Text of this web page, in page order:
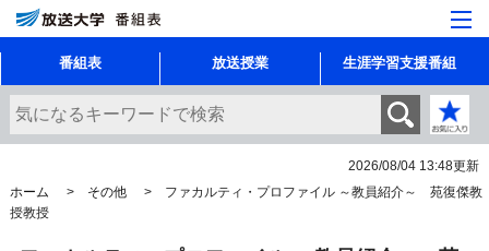
番組表 放送授業 生涯学習支援番組
2026/08/04 13:48更新
ホーム
その他
ファカルティ・プロファイル ～教員紹介～ 苑復傑教
授教授